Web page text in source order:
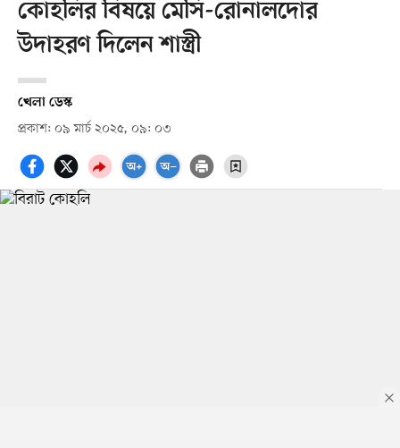
কোহলির বিষয়ে মেসি-রোনালদোর
উদাহরণ দিলেন শাস্ত্রী
খেলা ডেস্ক
প্রকাশ: ০৯ মার্চ ২০২৫, ০৯: ০৩